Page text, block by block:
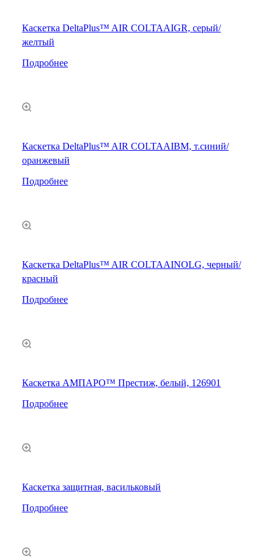
Каскетка DeltaPlus™ AIR COLTAAIGR, серый/
желтый
Подробнее
Каскетка DeltaPlus™ AIR COLTAAIBM, т.синий/
оранжевый
Подробнее
Каскетка DeltaPlus™ AIR COLTAAINOLG, черный/
красный
Подробнее
Каскетка АМПАРО™ Престиж, белый, 126901
Подробнее
Каскетка защитная, васильковый
Подробнее